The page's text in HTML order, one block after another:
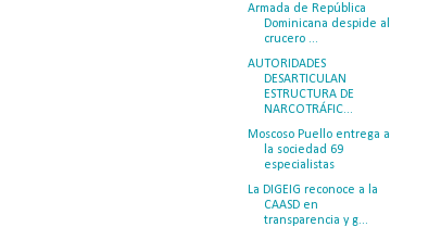
Armada de República
Dominicana despide al
crucero ...
AUTORIDADES
DESARTICULAN
ESTRUCTURA DE
NARCOTRÁFIC...
Moscoso Puello entrega a
la sociedad 69
especialistas
La DIGEIG reconoce a la
CAASD en
transparencia y g...